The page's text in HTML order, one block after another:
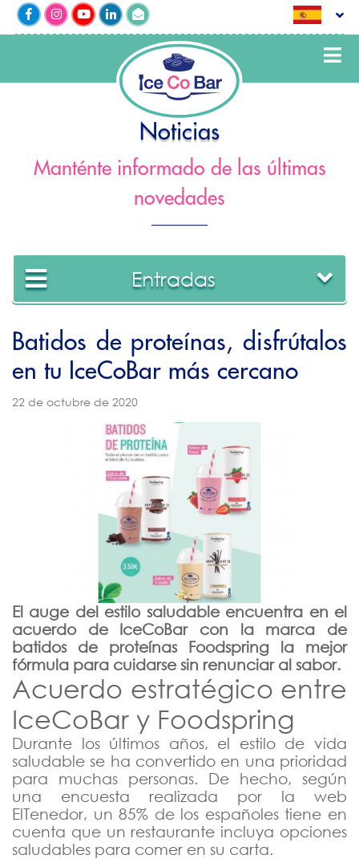
Noticias
Manténte informado de las últimas
novedades
Entradas
2022
2021
Diciembre
Noviembre
Octubre
Septiembre
Junio
Mayo
Abril
Marzo
Febrero
Enero
2019
2018
Batidos de proteínas, disfrútalos
en tu IceCoBar más cercano
22 de octubre de 2020
El auge del estilo saludable encuentra en el
acuerdo de IceCoBar con la marca de
batidos de proteínas Foodspring la mejor
fórmula para cuidarse sin renunciar al sabor.
Acuerdo estratégico entre
IceCoBar y Foodspring
Durante los últimos años, el estilo de vida
saludable se ha convertido en una prioridad
para muchas personas. De hecho, según
una encuesta realizada por la web
ElTenedor, un 85% de los españoles tiene en
cuenta que un restaurante incluya opciones
saludables para comer en su carta.